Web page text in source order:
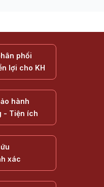
phối
lợi cho KH
hành
- Tiện ích
xác